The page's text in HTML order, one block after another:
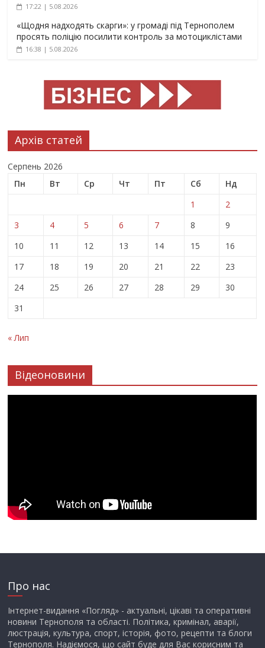
17:22 | 5.08.2026
«Щодня надходять скарги»: у громаді під Тернополем
просять поліцію посилити контроль за мотоциклістами
16:38 | 5.08.2026
Архів статей
Серпень 2026
Пн
Вт Ср Чт Пт Сб
Нд
1
2
3
4 5 6 7 8
9
10
11 12 13 14 15
16
17
18 19 20 21 22
23
24
25 26 27 28 29
30
31
« Лип
Відеоновини
Про нас
Інтернет-видання «Погляд» - актуальні, цікаві та оперативні
новини Тернополя та області. Політика, кримінал, аварії,
люстрація, культура, спорт, історія, фото, рецепти та блоги
Тернополя. Надіємося, що сайт буде для Вас корисним та